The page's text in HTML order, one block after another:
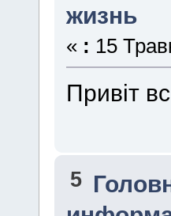
жизнь
« : 15
Привіт
5